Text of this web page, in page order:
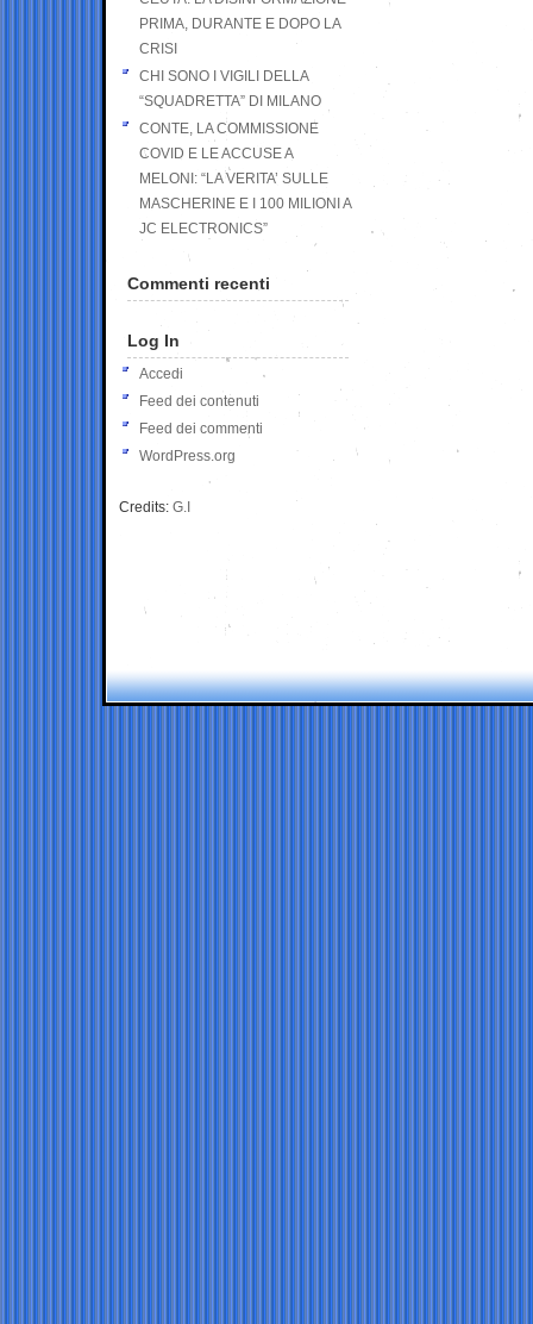
PRIMA, DURANTE E DOPO LA
CRISI
CHI SONO I VIGILI DELLA
“SQUADRETTA” DI MILANO
CONTE, LA COMMISSIONE
COVID E LE ACCUSE A
MELONI: “LA VERITA’ SULLE
MASCHERINE E I 100 MILIONI A
JC ELECTRONICS”
Commenti recenti
Log In
Accedi
Feed dei contenuti
Feed dei commenti
WordPress.org
Credits: G.I